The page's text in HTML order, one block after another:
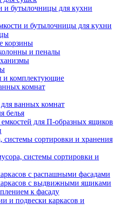
и бутылочницы для кухни
и бутылочницы для кухни
корзины
и пеналы
и комплектующие
комнат
ванных комнат
белья
для П-образных ящиков
системы сортировки и хранения
системы сортировки и
с распашными фасадами
с выдвижными ящиками
к фасаду
и подвески каркасов и